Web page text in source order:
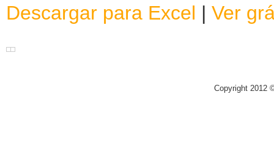
Descargar para Excel | Ver
Copyright 2012